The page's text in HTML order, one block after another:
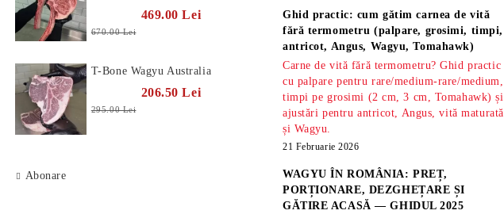
469.00 Lei
670.00 Lei
T-Bone Wagyu Australia
206.50 Lei
295.00 Lei
Abonare
Ghid practic: cum gătim carnea de vită
fără termometru (palpare, grosimi, timpi,
antricot, Angus, Wagyu, Tomahawk)
Carne de vită fără termometru? Ghid practic
cu palpare pentru rare/medium-rare/medium,
timpi pe grosimi (2 cm, 3 cm, Tomahawk) și
ajustări pentru antricot, Angus, vită maturată
și Wagyu.
21 Februarie 2026
WAGYU ÎN ROMÂNIA: PREȚ,
PORȚIONARE, DEZGHEȚARE ȘI
GĂTIRE ACASĂ — GHIDUL 2025